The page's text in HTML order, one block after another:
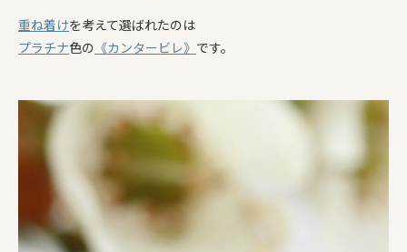
重ね着けを考えて選ばれたのは
プラチナ色の 《カンタービレ》 です。